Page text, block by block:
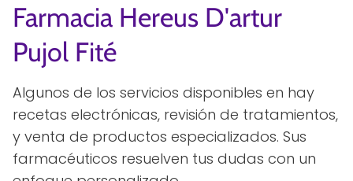
Farmacia Hereus D'artur
Pujol Fité
Algunos de los servicios disponibles en hay
recetas electrónicas, revisión de tratamientos,
y venta de productos especializados. Sus
farmacéuticos resuelven tus dudas con un